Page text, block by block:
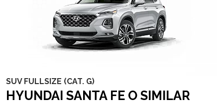
SUV FULLSIZE (CAT. G)
HYUNDAI SANTA FE O SIMILAR